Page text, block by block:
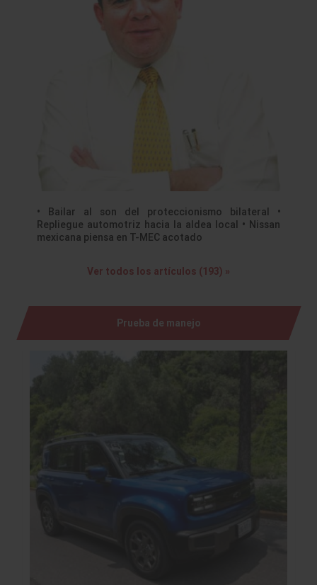
• Bailar al son del proteccionismo bilateral •
Repliegue automotriz hacia la aldea local • Nissan
mexicana piensa en T-MEC acotado
Ver todos los artículos (193) »
Prueba de manejo